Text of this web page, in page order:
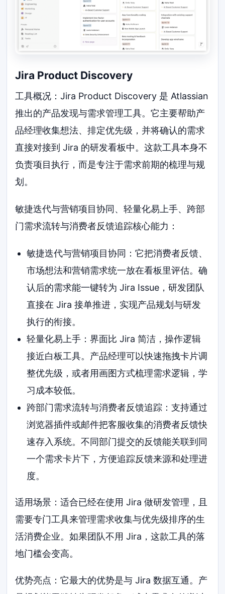
Jira Product Discovery
工具概况：Jira Product Discovery 是 Atlassian
推出的产品发现与需求管理工具。它主要帮助产
品经理收集想法、排定优先级，并将确认的需求
直接对接到 Jira 的研发看板中。这款工具本身不
负责项目执行，而是专注于需求前期的梳理与规
划。
敏捷迭代与营销项目协同、轻量化易上手、跨部
门需求流转与消费者反馈追踪核心能力：
敏捷迭代与营销项目协同：它把消费者反馈、
市场想法和营销需求统一放在看板里评估。确
认后的需求能一键转为 Jira Issue，研发团队
直接在 Jira 接单推进，实现产品规划与研发
执行的衔接。
轻量化易上手：界面比 Jira 简洁，操作逻辑
接近白板工具。产品经理可以快速拖拽卡片调
整优先级，或者用画图方式梳理需求逻辑，学
习成本较低。
跨部门需求流转与消费者反馈追踪：支持通过
浏览器插件或邮件把客服收集的消费者反馈快
速存入系统。不同部门提交的反馈能关联到同
一个需求卡片下，方便追踪反馈来源和处理进
度。
适用场景：适合已经在使用 Jira 做研发管理，且
需要专门工具来管理需求收集与优先级排序的生
活消费企业。如果团队不用 Jira，这款工具的落
地门槛会变高。
优势亮点：它最大的优势是与 Jira 数据互通。产